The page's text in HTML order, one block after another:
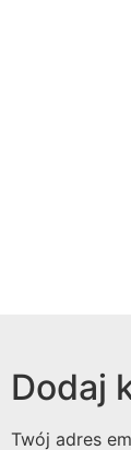
Dodaj
Twój adres